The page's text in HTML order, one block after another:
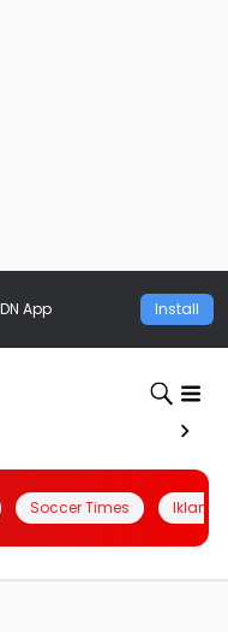
App Install
Soccer Times Iklanin